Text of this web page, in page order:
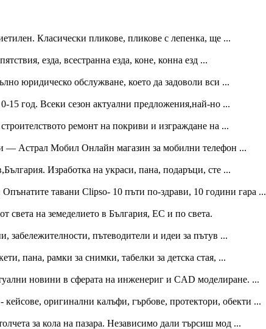
Класически пликове, пликове с лепенка, ще ...
езда, всестранна езда, коне, конна езд ...
юридическо обслужване, което да задоволи вси ...
15 год. Всеки сезон актуални предложения,най-но ...
ремонт на покриви и изграждане на ...
— Астрал Мобил Онлайн магазин за мобилни телефон ...
Изработка на украси, пана, подаръци, сте ...
тавани Clipso- 10 пъти по-здрави, 10 години гара ...
света на земеделието в България, ЕС и по света.
забележителности, пътеводители и идеи за пътув ...
пана, рамки за снимки, табелки за детска стая, ...
новини в сферата на инженериг и CAD моделиране. ...
оригинални калъфи, гърбове, протектори, обекти ...
за кола на пазара. Независимо дали търсиш мод ...